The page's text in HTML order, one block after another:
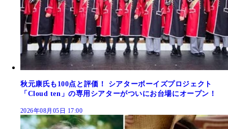
秋元康氏も100点と評価！ シアターボーイズプロジェクト
「Cloud ten」の専用シアターがついにお台場にオープン！
2026年08月05日 17:00